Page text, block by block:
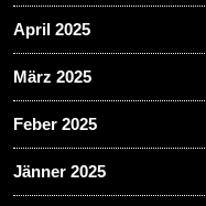
April 2025
März 2025
Feber 2025
Jänner 2025